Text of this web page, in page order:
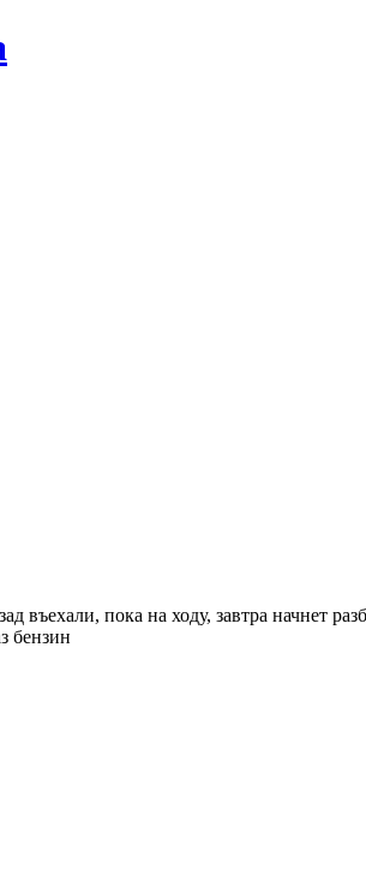
въехали, пока на ходу, завтра начнет
бензин